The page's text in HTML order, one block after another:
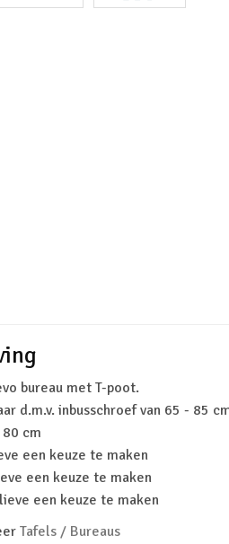
bureau met T-poot.
d.m.v. inbusschroef van 65 - 85
cm
een keuze te maken
een keuze te maken
een keuze te maken
Tafels / Bureaus